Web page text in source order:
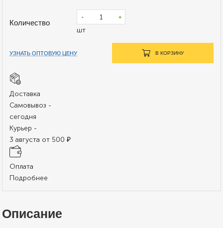
Количество
- +
шт
УЗНАТЬ ОПТОВУЮ ЦЕНУ В КОРЗИНУ
Доставка
Самовывоз -
сегодня
Курьер -
3 августа от 500 ₽
Оплата
Подробнее
Описание